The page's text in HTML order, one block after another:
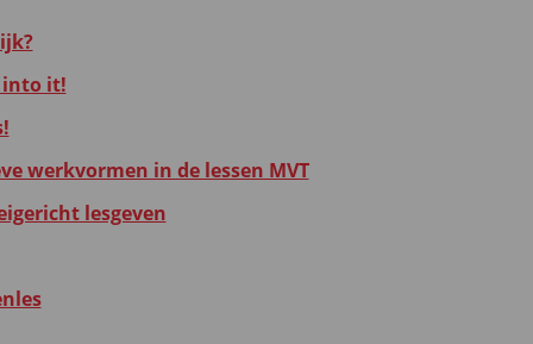
into it!
werkvormen in de lessen MVT
lesgeven